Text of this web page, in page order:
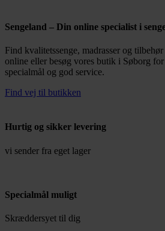
Sengeland – Din online specialist i
Find kvalitetssenge, madrasser og
online eller besøg vores butik i Søborg
specialmål og god service.
Find vej til butikken
Hurtig og sikker levering
vi sender fra eget lager
Specialmål muligt
Skræddersyet til dig